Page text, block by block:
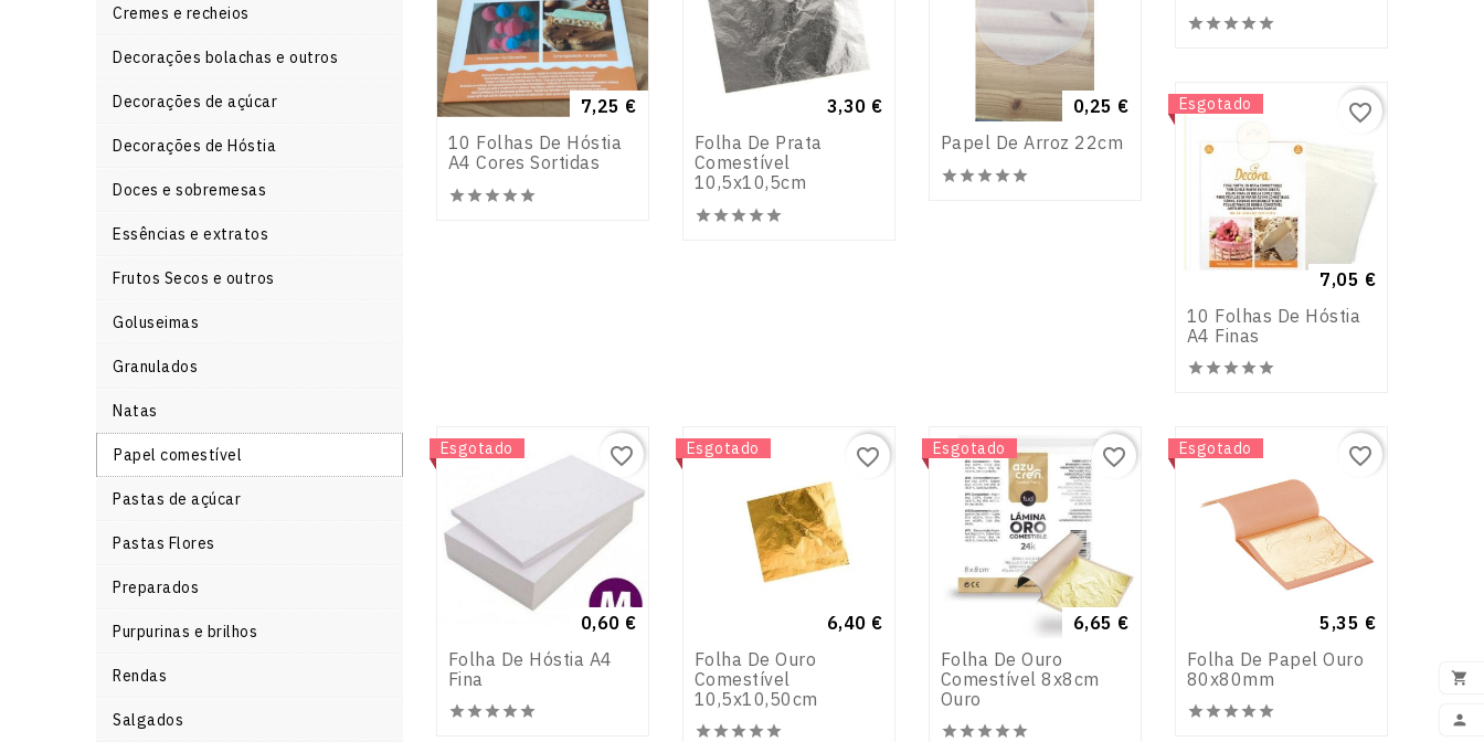


Cremes e recheios
Decorações bolachas e outros
Decorações de açúcar
Decorações de Hóstia
Doces e sobremesas
Essências e extratos
Frutos Secos e outros
Goluseimas
Granulados
Natas
Papel comestível
Pastas de açúcar
Pastas Flores
Preparados
Purpurinas e brilhos
Rendas
Salgados
Preço
7,25 €
10 Folhas De Hóstia
A4 Cores Sortidas

Preço
3,30 €
Folha De Prata
Comestível
10,5x10,5cm

Preço
0,25 €
Papel De Arroz 22cm


Preço
7,05 €
Novo
Esgotado
10 Folhas De Hóstia
A4 Finas

favorite_border
Preço
0,60 €
Novo
Esgotado
Folha De Hóstia A4
Fina

favorite_border
Preço
6,40 €
Novo
Esgotado
Folha De Ouro
Comestível
10,5x10,50cm

favorite_border
Preço
6,65 €
Novo
Esgotado
Folha De Ouro
Comestível 8x8cm
Ouro

favorite_border
Preço
5,35 €
Novo
Esgotado
Folha De Papel Ouro
80x80mm

favorite_border